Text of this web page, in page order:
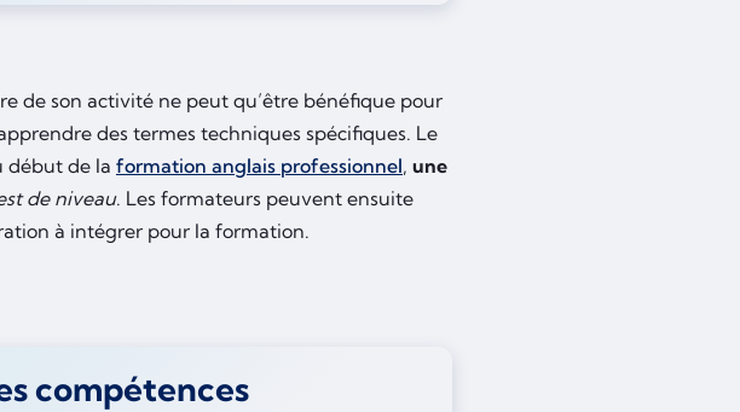
de son activité ne peut qu’être bénéfique pour
des termes techniques spécifiques. Le
début de la formation anglais professionnel, une
de niveau. Les formateurs peuvent ensuite
à intégrer pour la formation.
compétences